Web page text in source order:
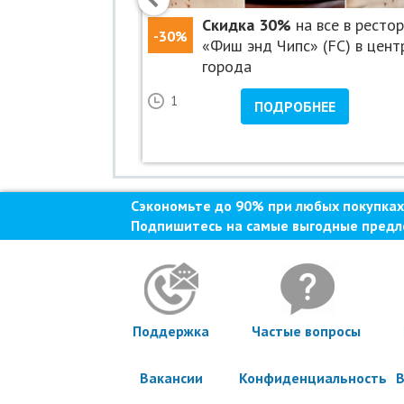
-30%
Скидка 30% на все в
«Фиш энд Чипс» (FC) в
города
1 ПОДРОБНЕЕ
Сэкономьте до 90% при любых
Подпишитесь на самые выгодные
Поддержка Частые вопросы
Вакансии Конфиденциальность